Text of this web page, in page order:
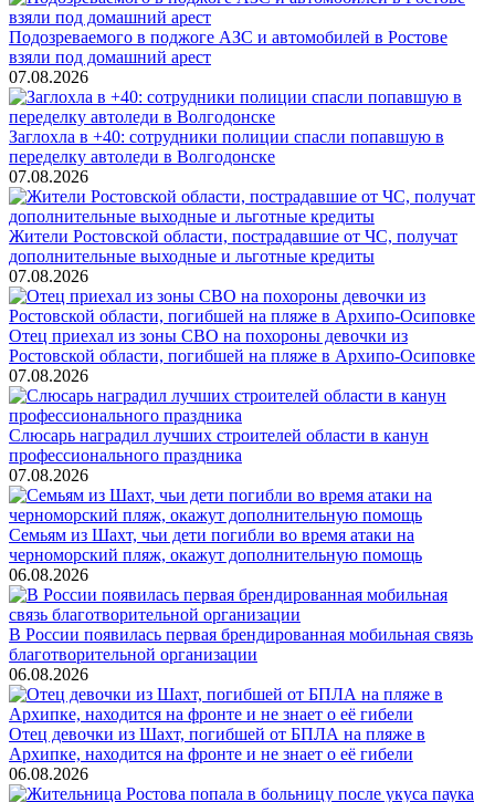
Подозреваемого в поджоге АЗС и автомобилей в Ростове
взяли под домашний арест
07.08.2026
Заглохла в +40: сотрудники полиции спасли попавшую в
переделку автоледи в Волгодонске
07.08.2026
Жители Ростовской области, пострадавшие от ЧС, получат
дополнительные выходные и льготные кредиты
07.08.2026
Отец приехал из зоны СВО на похороны девочки из
Ростовской области, погибшей на пляже в Архипо-Осиповке
07.08.2026
Слюсарь наградил лучших строителей области в канун
профессионального праздника
07.08.2026
Семьям из Шахт, чьи дети погибли во время атаки на
черноморский пляж, окажут дополнительную помощь
06.08.2026
В России появилась первая брендированная мобильная связь
благотворительной организации
06.08.2026
Отец девочки из Шахт, погибшей от БПЛА на пляже в
Архипке, находится на фронте и не знает о её гибели
06.08.2026